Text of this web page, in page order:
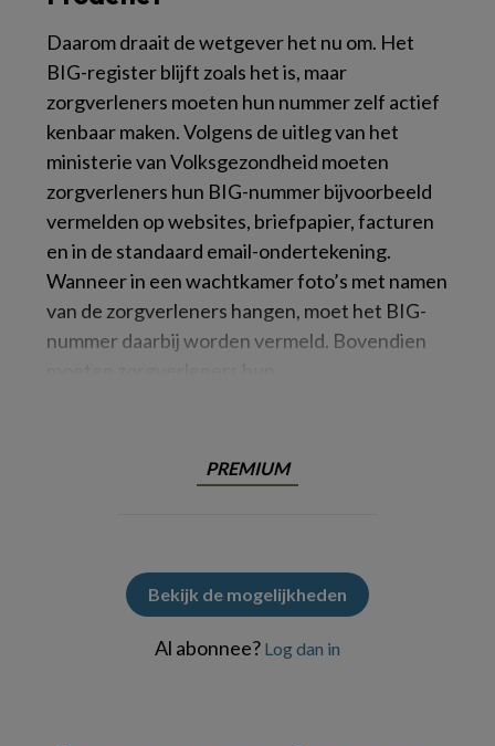
Daarom draait de wetgever het nu om. Het
BIG-register blijft zoals het is, maar
zorgverleners moeten hun nummer zelf actief
kenbaar maken. Volgens de uitleg van het
ministerie van Volksgezondheid moeten
zorgverleners hun BIG-nummer bijvoorbeeld
vermelden op websites, briefpapier, facturen
en in de standaard email-ondertekening.
Wanneer in een wachtkamer foto’s met namen
van de zorgverleners hangen, moet het BIG-
nummer daarbij worden vermeld. Bovendien
PREMIUM
Bekijk de mogelijkheden
Al abonnee? Log dan in